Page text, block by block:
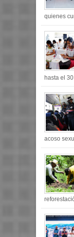
quienes
hasta el 30
acoso